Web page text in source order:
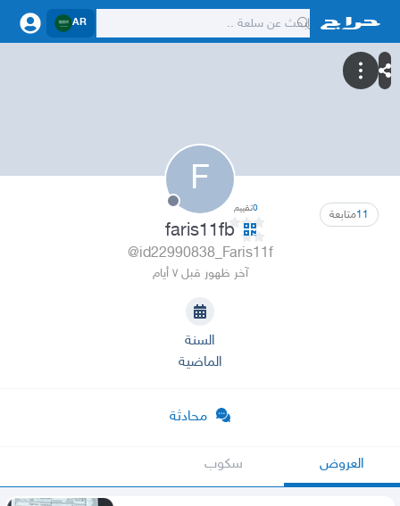
AR
F
11متابعة 0تقييم
faris11fb
@id22990838_Faris11f
آخر ظهور قبل ٧ أيام
السنة
الماضية
محادثة
العروض سكوب